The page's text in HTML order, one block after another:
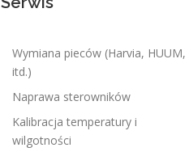
Wymiana pieców (Harvia, HUUM,
itd.)
Naprawa sterowników
Kalibracja temperatury i
wilgotności